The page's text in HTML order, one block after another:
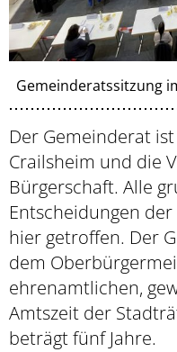
Gemeinderatssitzung
Der Gemeinderat
Crailsheim und die
Bürgerschaft. Alle
Entscheidungen
hier getroffen. Der
dem
ehrenamtlichen,
Amtszeit der
beträgt fünf Jahre.